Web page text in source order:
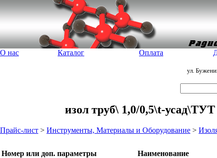
О нас Каталог Оплата
ул.
изол труб\ 1,0/0,5\t-
Прайс-лист > Инструменты, Материалы и Оборудование >
Номер или доп. параметры
Наименование